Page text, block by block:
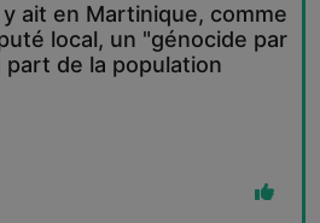
ait en Martinique, comme
local, un "génocide par
de la population